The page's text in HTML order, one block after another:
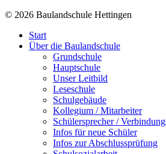
© 2026 Baulandschule Hettingen
Start
Über die Baulandschule
Grundschule
Hauptschule
Unser Leitbild
Leseschule
Schulgebäude
Kollegium / Mitarbeiter
Schülersprecher /
Infos für neue Schüler
Infos zur Abschlussprüfung